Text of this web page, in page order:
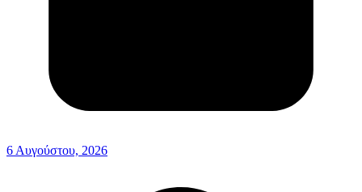
6 Αυγούστου, 2026